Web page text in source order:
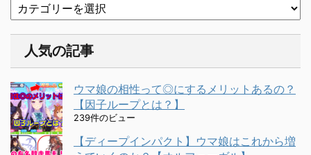
人気の記事
ウマ娘の相性って◎にするメリットあるの？
【因子ループとは？】
239件のビュー
【ディープインパクト】ウマ娘はこれから増